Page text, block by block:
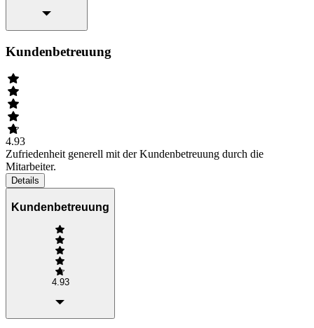
Kundenbetreuung
4.93
Zufriedenheit generell mit der Kundenbetreuung durch die
Mitarbeiter.
Details
Kundenbetreuung
4.93